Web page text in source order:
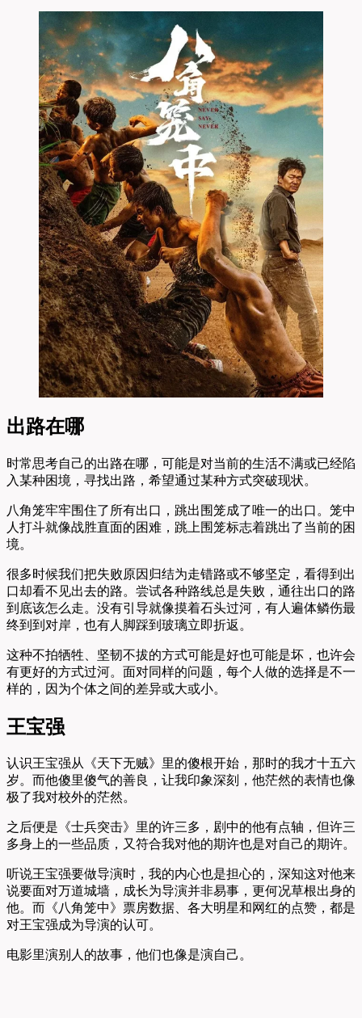
出路在哪
时常思考自己的出路在哪，可能是对当前的生活不满或已经陷
入某种困境，寻找出路，希望通过某种方式突破现状。
八角笼牢牢围住了所有出口，跳出围笼成了唯一的出口。笼中
人打斗就像战胜直面的困难，跳上围笼标志着跳出了当前的困
境。
很多时候我们把失败原因归结为走错路或不够坚定，看得到出
口却看不见出去的路。尝试各种路线总是失败，通往出口的路
到底该怎么走。没有引导就像摸着石头过河，有人遍体鳞伤最
终到到对岸，也有人脚踩到玻璃立即折返。
这种不拍牺牲、坚韧不拔的方式可能是好也可能是坏，也许会
有更好的方式过河。面对同样的问题，每个人做的选择是不一
样的，因为个体之间的差异或大或小。
王宝强
认识王宝强从《天下无贼》里的傻根开始，那时的我才十五六
岁。而他傻里傻气的善良，让我印象深刻，他茫然的表情也像
极了我对校外的茫然。
之后便是《士兵突击》里的许三多，剧中的他有点轴，但许三
多身上的一些品质，又符合我对他的期许也是对自己的期许。
听说王宝强要做导演时，我的内心也是担心的，深知这对他来
说要面对万道城墙，成长为导演并非易事，更何况草根出身的
他。而《八角笼中》票房数据、各大明星和网红的点赞，都是
对王宝强成为导演的认可。
电影里演别人的故事，他们也像是演自己。